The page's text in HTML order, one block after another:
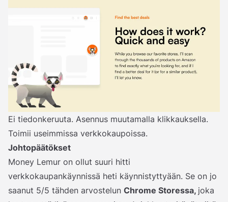
Ei tiedonkeruuta. Asennus muutamalla klikkauksella.
Toimii useimmissa verkkokaupoissa.
Johtopäätökset
Money Lemur on ollut suuri hitti
verkkokaupankäynnissä heti käynnistyttyään. Se on jo
saanut 5/5 tähden arvostelun Chrome Storessa, joka